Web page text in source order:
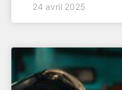
24 avril 2025